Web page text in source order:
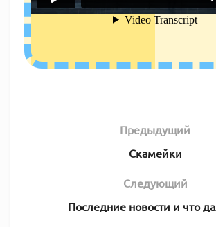
Предыдущий
Скамейки
Следующий
Последние новости и что